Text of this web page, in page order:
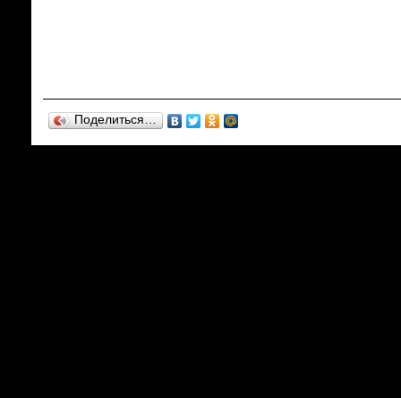
Поделиться…